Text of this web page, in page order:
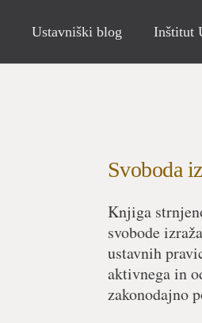
Ustavniški blog Inštitut
Svoboda
Knjiga
svobode
ustavnih
aktivnega in
zakonodajno